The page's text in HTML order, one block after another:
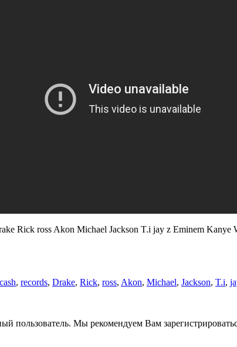
Rick ross Akon Michael Jackson T.i jay z Eminem
cash, records, Drake, Rick, ross, Akon, Michael, Jackson, T.i,
пользователь. Мы рекомендуем Вам